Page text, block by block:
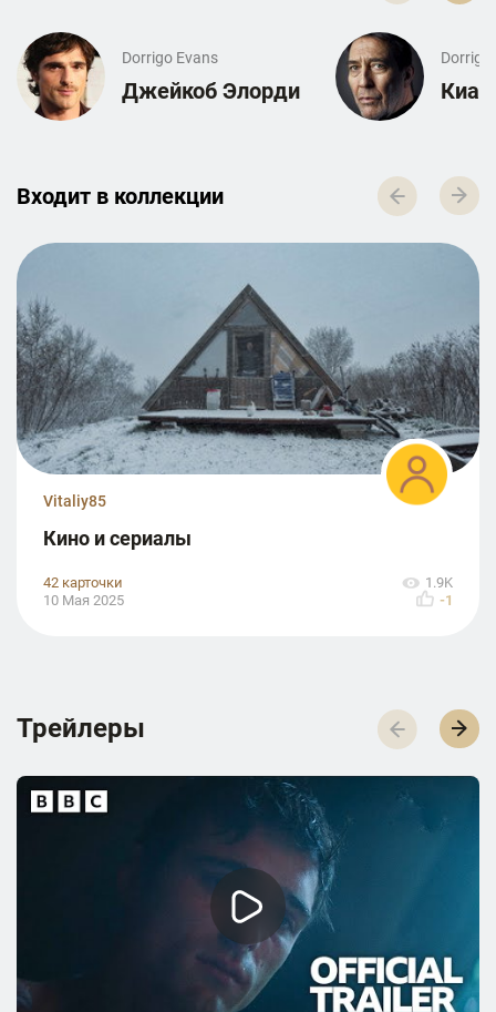
Dorrigo Evans
Джейкоб Элорди
Dorrigo
Входит в к­о­л­л­е­к­ц­и­и
Vitaliy85
Кино и сериалы
42 карточки
1.9K
10 Мая 2025
-1
Трейлеры